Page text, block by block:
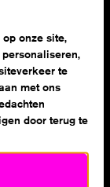
&
onze site,
te
met ons
door terug te